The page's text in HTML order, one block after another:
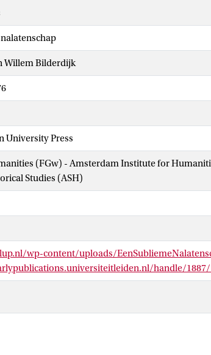
Willem Bilderdijk
University Press
(FGw) - Amsterdam Institute for
Studies (ASH)
wp-content/uploads/
handle/1887/